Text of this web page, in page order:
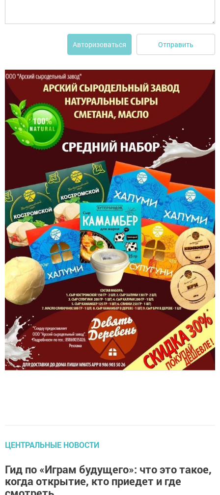
Авторизоваться Отправить
ЦЕНТРАЛЬНЫЕ НОВОСТИ
Гид по «Играм будущего»: что это такое,
когда открытие, кто приедет и где
смотреть